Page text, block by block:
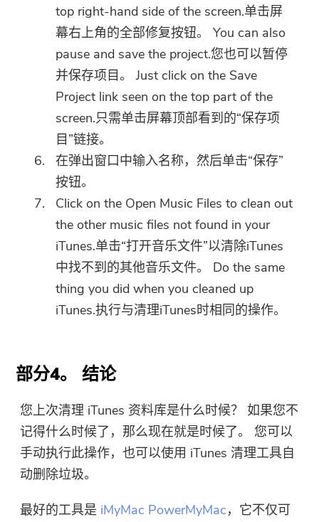
top right-hand side of the screen.单击屏
幕右上角的全部修复按钮。 You can also
pause and save the project.您也可以暂停
并保存项目。 Just click on the Save
Project link seen on the top part of the
screen.只需单击屏幕顶部看到的“保存项
目”链接。
在弹出窗口中输入名称，然后单击“保存”
按钮。
Click on the Open Music Files to clean out
the other music files not found in your
iTunes.单击“打开音乐文件”以清除iTunes
中找不到的其他音乐文件。 Do the same
thing you did when you cleaned up
iTunes.执行与清理iTunes时相同的操作。
部分4。 结论
您上次清理 iTunes 资料库是什么时候？ 如果您不
记得什么时候了，那么现在就是时候了。 您可以
手动执行此操作，也可以使用 iTunes 清理工具自
动删除垃圾。
最好的工具是 iMyMac PowerMyMac，它不仅可